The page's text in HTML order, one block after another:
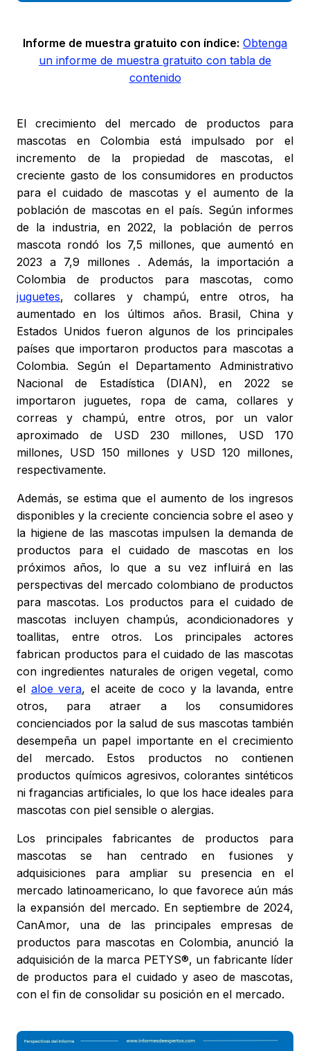
Informe de muestra gratuito con índice: Obtenga
un informe de muestra gratuito con tabla de
contenido
El crecimiento del mercado de productos para
mascotas en Colombia está impulsado por el
incremento de la propiedad de mascotas, el
creciente gasto de los consumidores en productos
para el cuidado de mascotas y el aumento de la
población de mascotas en el país. Según informes
de la industria, en 2022, la población de perros
mascota rondó los 7,5 millones, que aumentó en
2023 a 7,9 millones . Además, la importación a
Colombia de productos para mascotas, como
juguetes, collares y champú, entre otros, ha
aumentado en los últimos años. Brasil, China y
Estados Unidos fueron algunos de los principales
países que importaron productos para mascotas a
Colombia. Según el Departamento Administrativo
Nacional de Estadística (DIAN), en 2022 se
importaron juguetes, ropa de cama, collares y
correas y champú, entre otros, por un valor
aproximado de USD 230 millones, USD 170
millones, USD 150 millones y USD 120 millones,
respectivamente.
Además, se estima que el aumento de los ingresos
disponibles y la creciente conciencia sobre el aseo y
la higiene de las mascotas impulsen la demanda de
productos para el cuidado de mascotas en los
próximos años, lo que a su vez influirá en las
perspectivas del mercado colombiano de productos
para mascotas. Los productos para el cuidado de
mascotas incluyen champús, acondicionadores y
toallitas, entre otros. Los principales actores
fabrican productos para el cuidado de las mascotas
con ingredientes naturales de origen vegetal, como
el aloe vera, el aceite de coco y la lavanda, entre
otros, para atraer a los consumidores
concienciados por la salud de sus mascotas también
desempeña un papel importante en el crecimiento
del mercado. Estos productos no contienen
productos químicos agresivos, colorantes sintéticos
ni fragancias artificiales, lo que los hace ideales para
mascotas con piel sensible o alergias.
Los principales fabricantes de productos para
mascotas se han centrado en fusiones y
adquisiciones para ampliar su presencia en el
mercado latinoamericano, lo que favorece aún más
la expansión del mercado. En septiembre de 2024,
CanAmor, una de las principales empresas de
productos para mascotas en Colombia, anunció la
adquisición de la marca PETYS®, un fabricante líder
de productos para el cuidado y aseo de mascotas,
con el fin de consolidar su posición en el mercado.